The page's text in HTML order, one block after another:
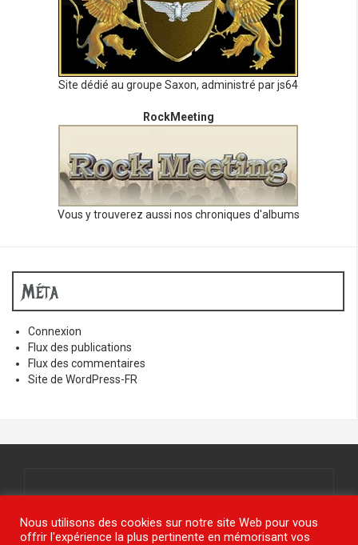
Site dédié au groupe Saxon, administré par js64
RockMeeting
Vous y trouverez aussi nos chroniques d'albums
Méta
Connexion
Flux des publications
Flux des commentaires
Site de WordPress-FR
© www.jy-étais.com 2021
Nous utilisons des cookies sur notre site Web pour vous
offrir l'expérience la plus pertinente en mémorisant vos